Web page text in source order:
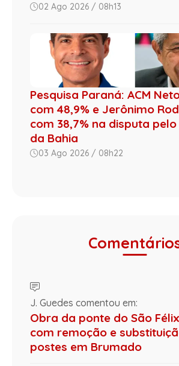
02 Ago 2026 / 08h13
Pesquisa Paraná: ACM
com 48,9% e Jerônimo
com 38,7% na disputa
da Bahia
03 Ago 2026 / 08h22
J. Guedes comentou em:
Obra da ponte do São
com remoção e
postes em Brumado